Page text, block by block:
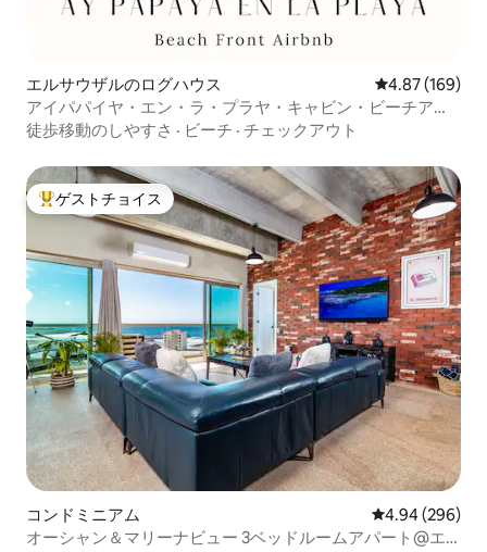
エルサウザルのログハウス レビュー169
4.87 (169)
アイパパイヤ・エン・ラ・プラヤ・キャビン・ビーチアク
セス/ジャグジー
徒歩移動のしやすさ · ビーチ · チェックアウト
大好評のゲストチョイスです。
ゲストチョイス
コンドミニアム レビュー296
4.94 (296)
オーシャン＆マリーナビュー 3ベッドルームアパート@エ